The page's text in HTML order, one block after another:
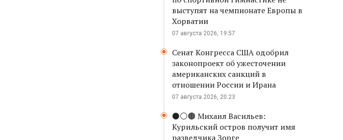
выступят на чемпионате Европы в
Хорватии
07 августа 2026, 19:57
Сенат Конгресса США одобрил
законопроект об ужесточении
американских санкций в
отношении России и Ирана
07 августа 2026, 20:23
⚫️⚪️🟤 Михаил Васильев:
Курильский остров получит имя
разведчика Зорге